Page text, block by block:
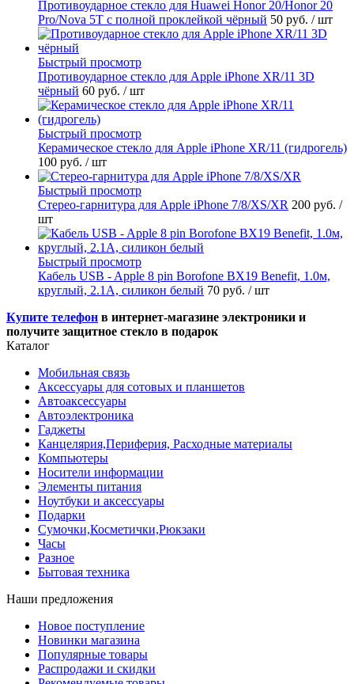
Противоударное стекло для Huawei Honor 20/Honor 20
Pro/Nova 5T с полной проклейкой чёрный 50 руб. / шт
Быстрый просмотр
Противоударное стекло для Apple iPhone XR/11 3D
чёрный 60 руб. / шт
Быстрый просмотр
Керамическое стекло для Apple iPhone XR/11 (гидрогель)
100 руб. / шт
Быстрый просмотр
Стерео-гарнитура для Apple iPhone 7/8/XS/XR 200 руб. /
шт
Быстрый просмотр
Кабель USB - Apple 8 pin Borofone BX19 Benefit, 1.0м,
круглый, 2.1A, силикон белый 70 руб. / шт
Купите телефон в интернет-магазине электроники и
получите защитное стекло в подарок
Каталог
Мобильная связь
Аксессуары для сотовых и планшетов
Автоаксессуары
Автоэлектроника
Гаджеты
Канцелярия,Периферия, Расходные материалы
Компьютеры
Носители информации
Элементы питания
Ноутбуки и аксессуары
Подарки
Сумочки,Косметички,Рюкзаки
Часы
Разное
Бытовая техника
Наши предложения
Новое поступление
Новинки магазина
Популярные товары
Распродажи и скидки